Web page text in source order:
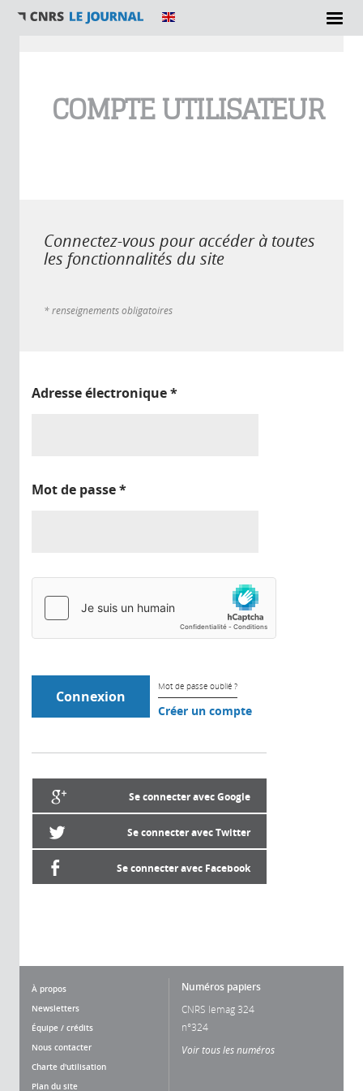
COMPTE UTILISATEUR
Connectez-vous pour accéder à toutes
les fonctionnalités du site
* renseignements obligatoires
Adresse électronique*
Mot de passe*
Mot de passe oublié ?
Créer un compte
Se connecter avec Google
Se connecter avec Twitter
Se connecter avec Facebook
À propos
Newsletters
Équipe / crédits
Nous contacter
Charte d'utilisation
Plan du site
Numéros papiers
CNRS lemag 324
n°324
Voir tous les numéros